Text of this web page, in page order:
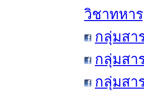
วิชาทหา
กลุ่มสา
กลุ่มสา
กลุ่มสา